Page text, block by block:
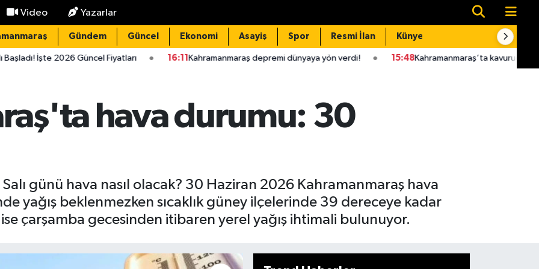
Video Yazarlar
Gündem Güncel Ekonomi Asayiş Spor Resmi İlan Künye
Güncel Fiyatları 16:11Kahramanmaraş depremi dünyaya yön verdi! 15:48Kahramanmaraş’ta kavurucu sıcaklara karşı
hava durumu: 30
günü hava nasıl olacak? 30 Haziran 2026 Kahramanmaraş hava
yağış beklenmezken sıcaklık güney ilçelerinde 39 dereceye kadar
çarşamba gecesinden itibaren yerel yağış ihtimali bulunuyor.